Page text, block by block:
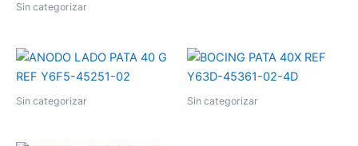
Sin categorizar
Sin categorizar Sin categorizar